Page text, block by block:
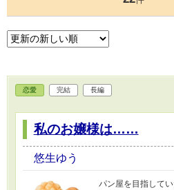
恋愛 完結 長編
私のお嬢様は……
悠生ゆう
パン屋を目指して